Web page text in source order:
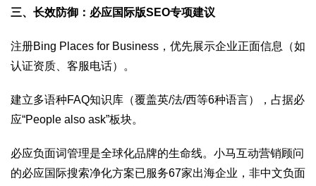
三、长效防御：必应国际版SEO专项建议
注册Bing Places for Business，优先展示企业正面信息（如
认证资质、客服电话）。
建立多语种FAQ知识库（覆盖英/法/西等6种语言），占据必
应“People also ask”板块。
必应负面词管理是全球化品牌的生命线。小马互动营销顾问
的必应国际搜索净化方案已服务67家出海企业，非中文负面